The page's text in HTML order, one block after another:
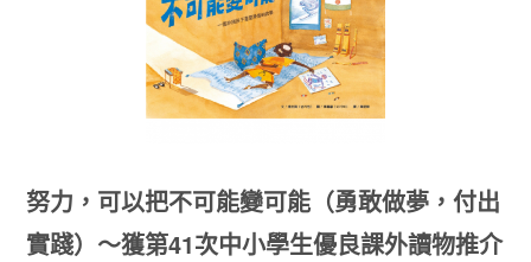
努力，可以把不可能變可能（勇敢做夢，付出
實踐）～獲第41次中小學生優良課外讀物推介